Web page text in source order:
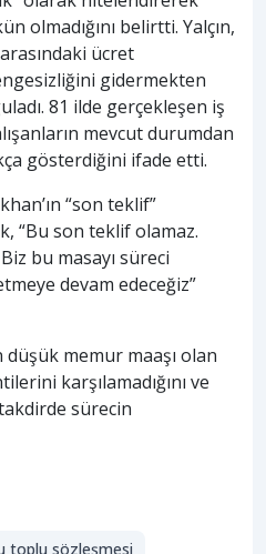
olmadığını belirtti. Yalçın,
ücret
gidermekten
81 ilde gerçekleşen iş
mevcut durumdan
gösterdiğini ifade etti.
“son teklif”
“Bu son teklif olamaz.
bu masayı süreci
devam edeceğiz”
düşük memur maaşı olan
karşılamadığını ve
sürecin
toplu sözleşmesi